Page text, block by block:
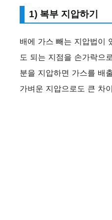
1) 복부 지압하기
배에 가스 빼는 지압법이
도 되는 지점을 손가락으
분을 지압하면 가스를 배
가벼운 지압으로도 큰 차